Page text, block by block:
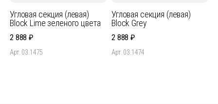
Угловая секция (левая)
Block Lime зеленого цвета
2 888
Арт. 03.1475
Угловая секция (левая)
Block Grey
2 888
Арт. 03.1474